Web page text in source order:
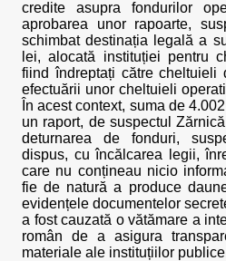
credite asupra fondurilor
aprobarea unor rapoarte,
schimbat destinația legală a
lei, alocată instituției pentru
fiind îndreptați către cheltuieli
efectuării unor cheltuieli
În acest context, suma de
un raport, de suspectul
deturnarea de fonduri,
dispus, cu încălcarea legii,
care nu conțineau nicio
fie de natură a produce
evidențele documentelor
a fost cauzată o vătămare a
român de a asigura
materiale ale instituțiilor